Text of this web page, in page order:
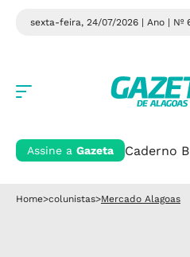
sexta-feira, 24/07/2026 | Ano | Nº
Assine a Gazeta Caderno B
Home>colunistas>Mercado Alagoas